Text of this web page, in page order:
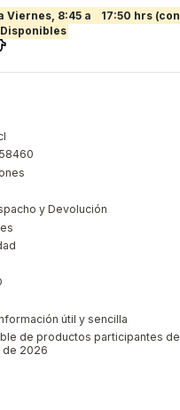
Viernes, 8:45 a
17:50 hrs
y Devolución
útil y sencilla
de productos participantes
de 2026